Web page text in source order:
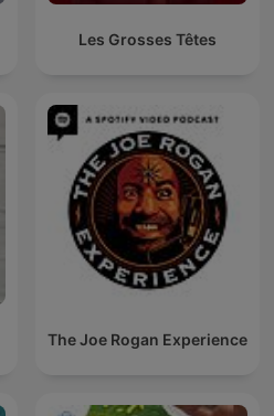
Les Grosses Têtes
The Joe Rogan Experience